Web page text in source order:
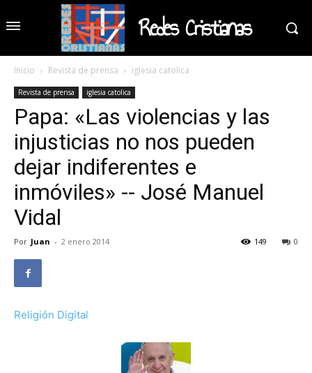
Redes Cristianas
Inicio Revista de prensa iglesia catolica
Revista de prensa iglesia catolica
Papa: «Las violencias y las
injusticias no nos pueden
dejar indiferentes e
inmóviles» -- José Manuel
Vidal
Por Juan - 2 enero 2014 0
149
Religión Digital